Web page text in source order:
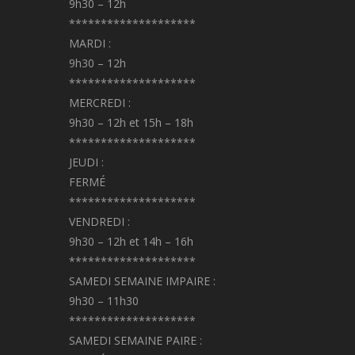
9h30 – 12h
********************
MARDI :
9h30 – 12h
********************
MERCREDI :
9h30 – 12h et 15h – 18h
********************
JEUDI :
FERMÉ
********************
VENDREDI :
9h30 – 12h et 14h – 16h
********************
SAMEDI SEMAINE IMPAIRE :
9h30 – 11h30
********************
SAMEDI SEMAINE PAIRE :